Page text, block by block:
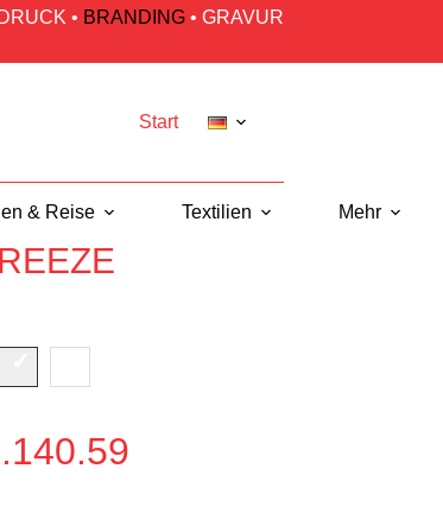
• BRANDING• GRAVUR
Start
& Reise Textilien Mehr